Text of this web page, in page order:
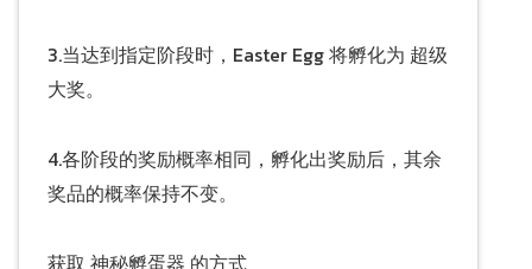
3.当达到指定阶段时，Easter Egg 将孵化为 超级
大奖。
4.各阶段的奖励概率相同，孵化出奖励后，其余
奖品的概率保持不变。
获取 神秘孵蛋器 的方式